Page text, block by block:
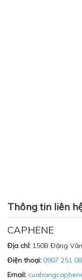
Thông tin liên
CAPHENE
Địa chỉ: 150B Đặng
Điện thoại: 0907 251
Email: